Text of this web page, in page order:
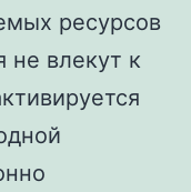
ресурсов
не влекут к